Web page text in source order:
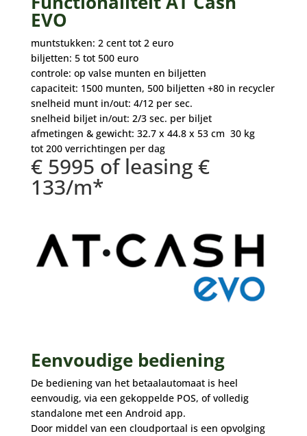
EVO
muntstukken: 2 cent tot 2 euro
biljetten: 5 tot 500 euro
controle: op valse munten en biljetten
capaciteit: 1500 munten, 500 biljetten +80 in recycler
snelheid munt in/out: 4/12 per sec.
snelheid biljet in/out: 2/3 sec. per biljet
afmetingen & gewicht: 32.7 x 44.8 x 53 cm 30 kg
tot 200 verrichtingen per dag
€ 5995 of leasing €
133/m*
Eenvoudige bediening
De bediening van het betaalautomaat is heel
eenvoudig, via een gekoppelde POS, of volledig
standalone met een Android app.
Door middel van een cloudportaal is een opvolging